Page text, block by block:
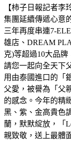
【柿子日報記者李
集團延續傳遞心意
三年再度串連7-
雄店、DREAM
克)等超過10大品
請您一起向全天下
用由泰國進口的「
父愛，被譽為「父
的感念。今年的精
黑、紫、金高貴色
蘭，默默綻放，「
親致敬，送上最體